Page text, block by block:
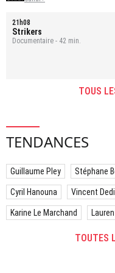
21h08
Strikers
Documentaire - 42 min.
TOUS
TENDANCES
Guillaume Pley Stéphane
Cyril Hanouna Vincent
Karine Le Marchand
TOUTES